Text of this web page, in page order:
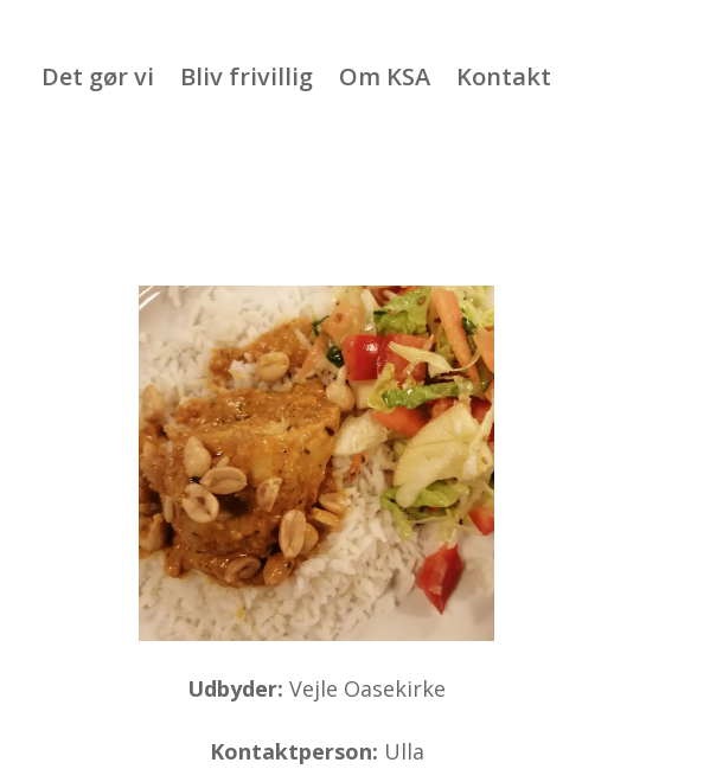
Det gør vi Bliv frivillig Om KSA Kontakt
Udbyder: Vejle Oasekirke
Kontaktperson: Ulla